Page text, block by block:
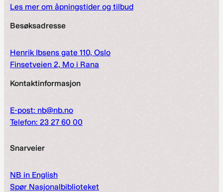
Les mer om åpningstider og tilbud
Besøksadresse
Henrik Ibsens gate 110, Oslo
Finsetveien 2, Mo i Rana
Kontaktinformasjon
E-post: nb@nb.no
Telefon: 23 27 60 00
Snarveier
NB in English
Spør Nasjonalbiblioteket